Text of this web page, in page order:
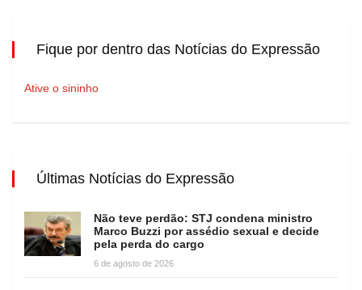
Fique por dentro das Notícias do Expressão
Ative o sininho
Últimas Notícias do Expressão
Não teve perdão: STJ condena ministro
Marco Buzzi por assédio sexual e decide
pela perda do cargo
6 de agosto de 2026